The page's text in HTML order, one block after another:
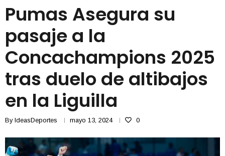
Pumas Asegura su
pasaje a la
Concachampions 2025
tras duelo de altibajos
en la Liguilla
By IdeasDeportes mayo 13, 2024 0